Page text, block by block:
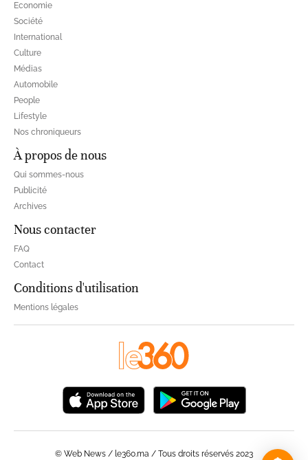
Economie
Société
International
Culture
Médias
Automobile
People
Lifestyle
Nos chroniqueurs
À propos de nous
Qui sommes-nous
Publicité
Archives
Nous contacter
FAQ
Contact
Conditions d'utilisation
Mentions légales
© Web News / le360.ma / Tous droits réservés 2023